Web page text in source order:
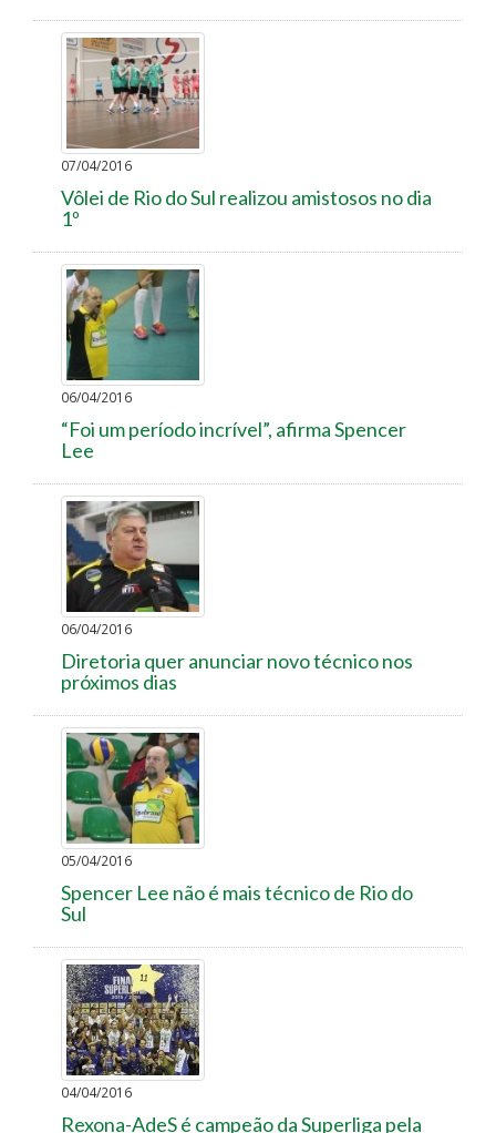
07/04/2016
Vôlei de Rio do Sul realizou amistosos no dia
1º
06/04/2016
“Foi um período incrível”, afirma Spencer
Lee
06/04/2016
Diretoria quer anunciar novo técnico nos
próximos dias
05/04/2016
Spencer Lee não é mais técnico de Rio do
Sul
04/04/2016
Rexona-AdeS é campeão da Superliga pela